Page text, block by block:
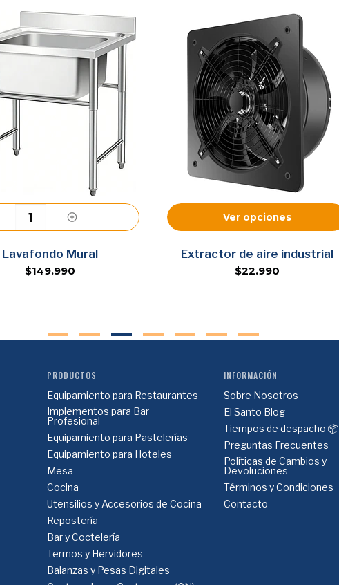
Agregar
Lavafondo Mural
$149.990
Ver opciones
Extractor de aire industrial
$22.990
PRODUCTOS
Equipamiento para Restaurantes
Implementos para Bar
Profesional
Equipamiento para Pastelerías
Equipamiento para Hoteles
Mesa
Cocina
Utensilios y Accesorios de Cocina
Repostería
Bar y Coctelería
Termos y Hervidores
Balanzas y Pesas Digitales
INFORMACIÓN
Sobre Nosotros
El Santo Blog
Tiempos de despacho 📦
Preguntas Frecuentes
Políticas de Cambios y
Devoluciones
Términos y Condiciones
Contacto